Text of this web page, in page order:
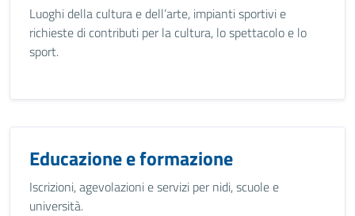
Luoghi della cultura e dell’arte, impianti sportivi e
richieste di contributi per la cultura, lo spettacolo e lo
sport.
Educazione e formazione
Iscrizioni, agevolazioni e servizi per nidi, scuole e
università.